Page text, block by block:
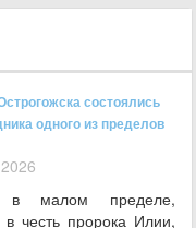
состоялись
одного из пределов
в малом пределе,
честь пророка Илии,